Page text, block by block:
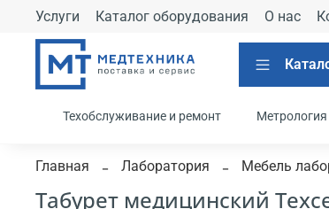
Услуги Каталог оборудования О нас
Техобслуживание и ремонт Метрология
Главная Лаборатория Мебель
Табурет медицинский